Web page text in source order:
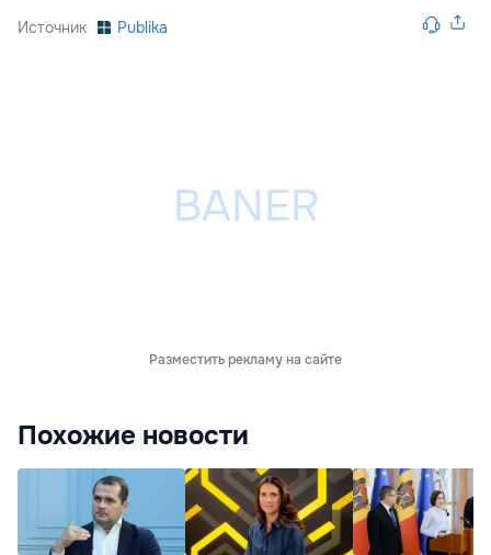
Источник Publika
Разместить рекламу на сайте
Похожие новости